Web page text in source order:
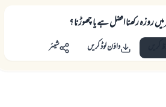
روزہ رکھنا افضل ہے یا چھوڑنا ؟
داؤن لوڈ کریں شیئر